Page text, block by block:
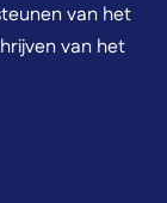
van het
van het